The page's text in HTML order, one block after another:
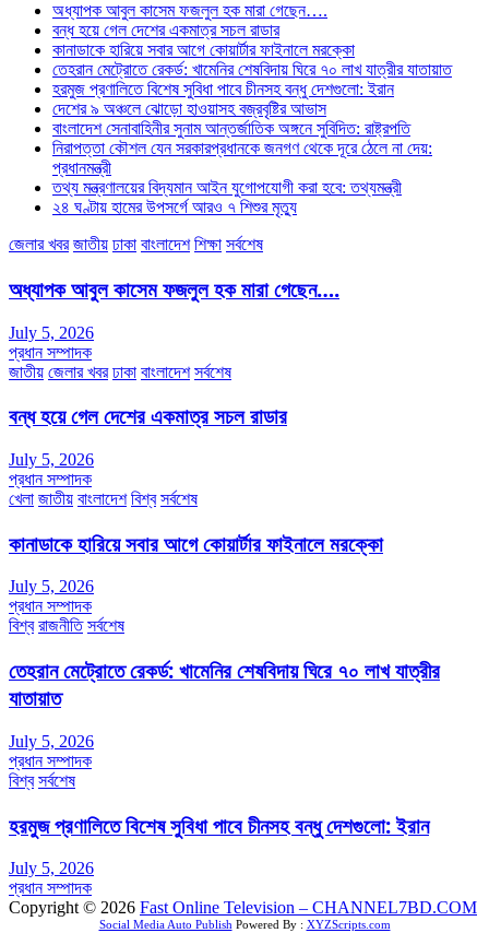
অধ্যাপক আবুল কাসেম ফজলুল হক মারা গেছেন….
বন্ধ হয়ে গেল দেশের একমাত্র সচল রাডার
কানাডাকে হারিয়ে সবার আগে কোয়ার্টার ফাইনালে মরক্কো
তেহরান মেট্রোতে রেকর্ড: খামেনির শেষবিদায় ঘিরে ৭০ লাখ যাত্রীর যাতায়াত
হরমুজ প্রণালিতে বিশেষ সুবিধা পাবে চীনসহ বন্ধু দেশগুলো: ইরান
দেশের ৯ অঞ্চলে ঝোড়ো হাওয়াসহ বজ্রবৃষ্টির আভাস
বাংলাদেশ সেনাবাহিনীর সুনাম আন্তর্জাতিক অঙ্গনে সুবিদিত: রাষ্ট্রপতি
নিরাপত্তা কৌশল যেন সরকারপ্রধানকে জনগণ থেকে দূরে ঠেলে না দেয়:
প্রধানমন্ত্রী
তথ্য মন্ত্রণালয়ের বিদ্যমান আইন যুগোপযোগী করা হবে: তথ্যমন্ত্রী
২৪ ঘণ্টায় হামের উপসর্গে আরও ৭ শিশুর মৃত্যু
জেলার খবর জাতীয় ঢাকা বাংলাদেশ শিক্ষা সর্বশেষ
অধ্যাপক আবুল কাসেম ফজলুল হক মারা গেছেন….
July 5, 2026
প্রধান সম্পাদক
জাতীয় জেলার খবর ঢাকা বাংলাদেশ সর্বশেষ
বন্ধ হয়ে গেল দেশের একমাত্র সচল রাডার
July 5, 2026
প্রধান সম্পাদক
খেলা জাতীয় বাংলাদেশ বিশ্ব সর্বশেষ
কানাডাকে হারিয়ে সবার আগে কোয়ার্টার ফাইনালে মরক্কো
July 5, 2026
প্রধান সম্পাদক
বিশ্ব রাজনীতি সর্বশেষ
তেহরান মেট্রোতে রেকর্ড: খামেনির শেষবিদায় ঘিরে ৭০ লাখ যাত্রীর
যাতায়াত
July 5, 2026
প্রধান সম্পাদক
বিশ্ব সর্বশেষ
হরমুজ প্রণালিতে বিশেষ সুবিধা পাবে চীনসহ বন্ধু দেশগুলো: ইরান
July 5, 2026
প্রধান সম্পাদক
Copyright © 2026 Fast Online Television – CHANNEL7BD.COM
Social Media Auto Publish Powered By : XYZScripts.com